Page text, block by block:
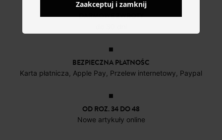
DARMOWE ZWROTY
BEZPIECZNA PŁATNOŚC
Karta płatnicza, Apple Pay, Przelew internetowy, Paypal
OD ROZ. 34 DO 48
Nowe artykuły online
Zaakceptuj i zamknij